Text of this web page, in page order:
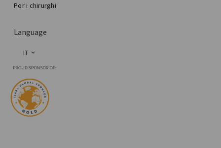
Per i chirurghi
Language
IT